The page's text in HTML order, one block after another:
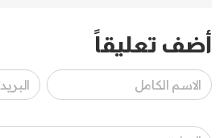
أضف تعليقاً